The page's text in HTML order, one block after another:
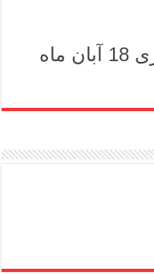
اخباروگزارش های کارگری 18 آبان ماه